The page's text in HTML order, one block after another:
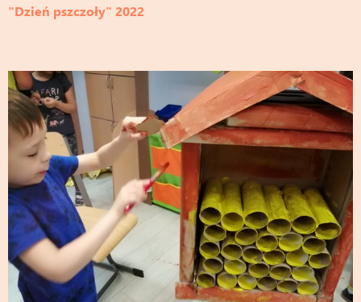
"Dzień pszczoły" 2022